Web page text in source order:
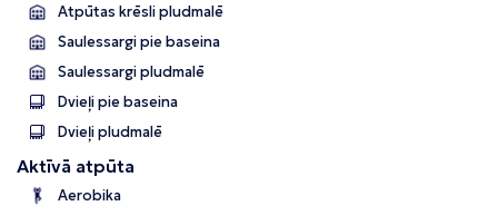
Atpūtas krēsli pludmalē
Saulessargi pie baseina
Saulessargi pludmalē
Dvieļi pie baseina
Dvieļi pludmalē
Aktīvā atpūta
Aerobika